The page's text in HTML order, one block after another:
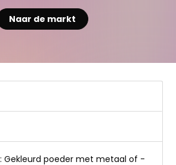
Naar de markt
: Gekleurd poeder met metaal of -